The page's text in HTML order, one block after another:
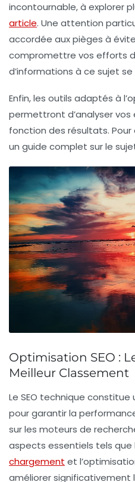
incontournable, à explorer
article. Une attention
accordée auxpièges à
compromettre vos efforts
d’informations à ce sujet
Enfin, les outils adaptés à l’
permettront d’analyser
fonction des résultats.
un guide complet sur le
Optimisation SEO :
Meilleur Classement
Le SEO technique constitue
pour garantir la
sur les moteurs de
aspects essentiels tels que
chargement et l’
améliorer significativement